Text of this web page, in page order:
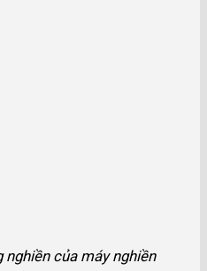
của máy nghiền